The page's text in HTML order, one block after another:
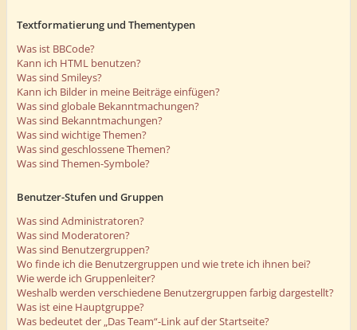
Textformatierung und Thementypen
Was ist BBCode?
Kann ich HTML benutzen?
Was sind Smileys?
Kann ich Bilder in meine Beiträge einfügen?
Was sind globale Bekanntmachungen?
Was sind Bekanntmachungen?
Was sind wichtige Themen?
Was sind geschlossene Themen?
Was sind Themen-Symbole?
Benutzer-Stufen und Gruppen
Was sind Administratoren?
Was sind Moderatoren?
Was sind Benutzergruppen?
Wo finde ich die Benutzergruppen und wie trete ich ihnen bei?
Wie werde ich Gruppenleiter?
Weshalb werden verschiedene Benutzergruppen farbig dargestellt?
Was ist eine Hauptgruppe?
Was bedeutet der „Das Team“-Link auf der Startseite?